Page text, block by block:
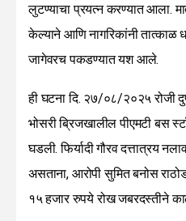
लुटण्याचा प्रयत्न करण्यात आला.
केल्याने आणि नागरिकांनी तात्काळ
जागेवरच पकडण्यात यश आले.
ही घटना दि. २७/०८/२०२५ रोजी
भोसरी ब्रिजखालील पीएमटी बस
घडली. फिर्यादी गौरव दत्तात्रय
असताना, आरोपी सुमित बनोस
१५ हजार रुपये रोख जबरदस्तीने